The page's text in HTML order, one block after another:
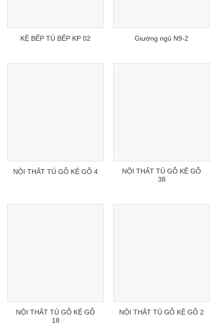
KỆ BẾP TỦ BẾP KP 02 Giường ngủ N9-2
NỘI THẤT TỦ GỖ KỆ GỖ 4
NỘI THẤT TỦ GỖ KỆ GỖ
38
NỘI THẤT TỦ GỖ KỆ GỖ
18
NỘI THẤT TỦ GỖ KỆ GỖ 2